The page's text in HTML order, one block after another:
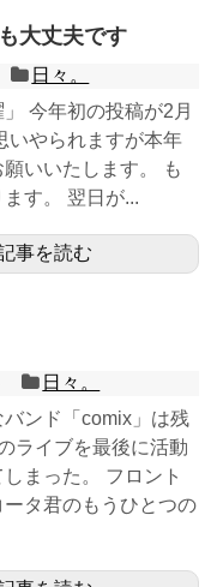
大丈夫です
日々。
」 今年初の投稿が2月
いやられますが本年
願いいたします。 も
す。 翌日が...
事を読む
日々。
ンド「comix」は残
ライブを最後に活動
まった。 フロント
タ君のもうひとつの